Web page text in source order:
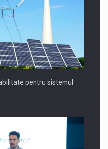
- Technology and…
pentru sistemul